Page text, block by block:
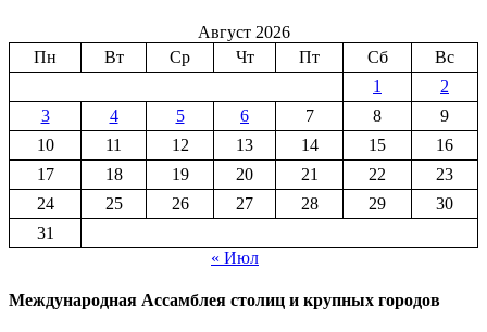
Август 2026
Пн
Вт Ср Чт Пт Сб
Вс
1
2
3
4 5 6 7 8
9
10
11 12 13 14 15
16
17
18 19 20 21 22
23
24
25 26 27 28 29
30
31
« Июл
Международная Ассамблея столиц и крупных городов